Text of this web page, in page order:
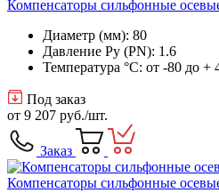
Компенсаторы сильфонные
Диаметр (мм): 80
Давление Ру (PN): 1.6
Температура °C: от -80 до +
Под заказ
от 9 207 руб./шт.
Заказ
Компенсаторы сильфонные